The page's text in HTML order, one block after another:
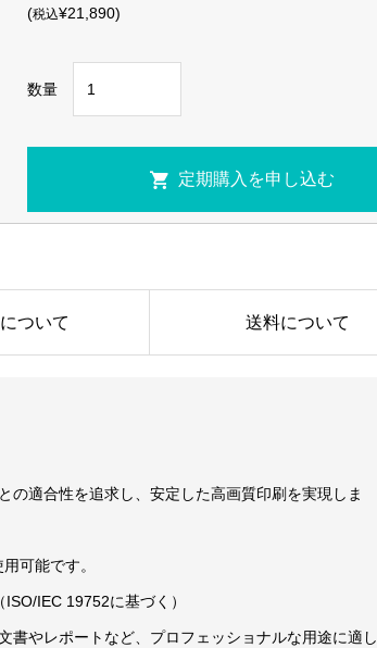
(税込¥21,890)
数量
ついて 送料について
の適合性を追求し、安定した高画質印刷を実現しま
可能です。
IEC 19752に基づく）
書やレポートなど、プロフェッショナルな用途に適し